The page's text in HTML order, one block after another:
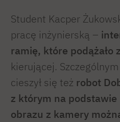
Student Kacper
pracę inżynierską –
ramię, które podążało
kierującej.
cieszył się też robot
z którym na
obrazu z kamery